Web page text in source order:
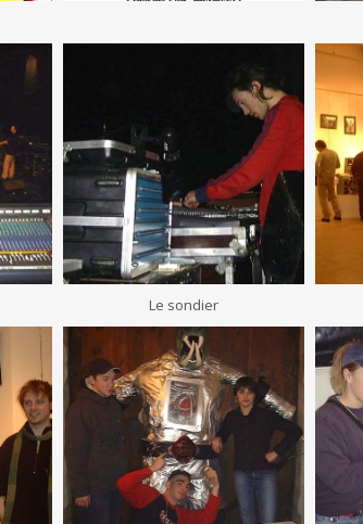
Le sondier